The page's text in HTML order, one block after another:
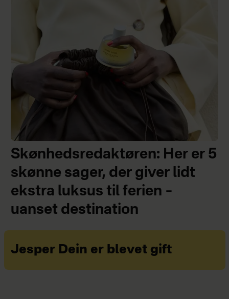
Skønhedsredaktøren: Her er 5
skønne sager, der giver lidt
ekstra luksus til ferien –
uanset destination
Jesper Dein er blevet gift